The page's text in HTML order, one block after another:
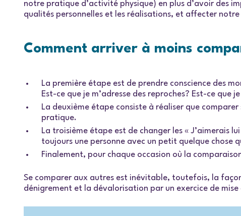
notre pratique d’activité physique) en plus d’avoir des
qualités personnelles et les réalisations, et affecter
Comment arriver à moins
La première étape est de prendre conscience des
Est-ce que je m’adresse des reproches? Est-ce que
La deuxième étape consiste à réaliser que
pratique.
La troisième étape est de changer les « J’aimerais
toujours une personne avec un petit quelque chose
Finalement, pour chaque occasion où la
Se comparer aux autres est inévitable, toutefois, la
dénigrement et la dévalorisation par un exercice de